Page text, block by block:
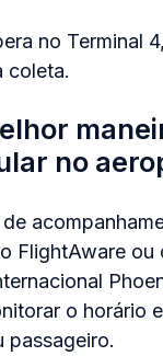
no Terminal
coleta.
no
FlightAware ou
o horário
passageiro.